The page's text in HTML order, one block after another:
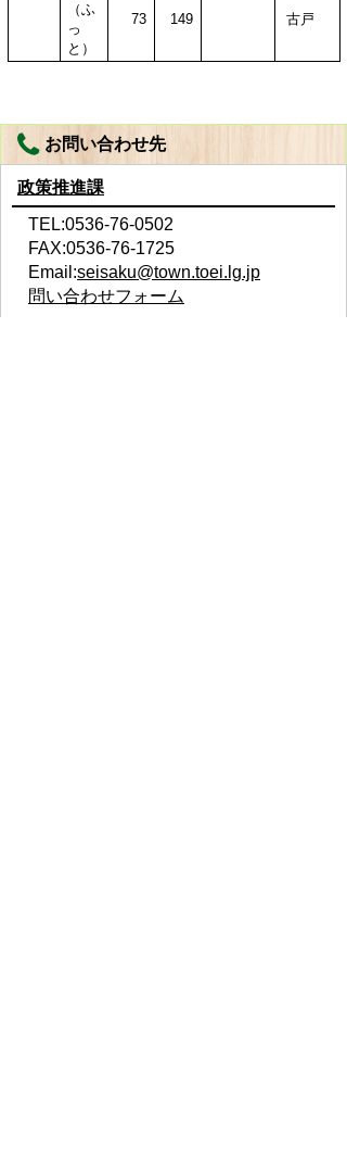
（ふ
っ
と）
73 149 古戸
お問い合わせ先
政策推進課
TEL:0536-76-0502
FAX:0536-76-1725
Email:seisaku@town.toei.lg.jp
問い合わせフォーム